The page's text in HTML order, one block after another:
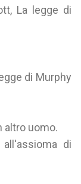
La legge di
di Murphy
altro uomo.
di